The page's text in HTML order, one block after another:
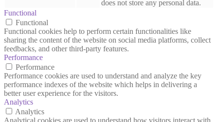
does not store any personal data.
Functional
Functional
Functional cookies help to perform certain functionalities like
sharing the content of the website on social media platforms, collect
feedbacks, and other third-party features.
Performance
Performance
Performance cookies are used to understand and analyze the key
performance indexes of the website which helps in delivering a
better user experience for the visitors.
Analytics
Analytics
Analytical cookies are used to understand how visitors interact with